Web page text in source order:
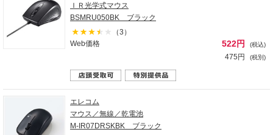
ＩＲ光学式マウス
BSMRU050BK ブラック
（3）
Web価格
522円 (税込)
475円 (税別)
エレコム
マウス／無線／乾電池
M-IR07DRSKBK ブラック